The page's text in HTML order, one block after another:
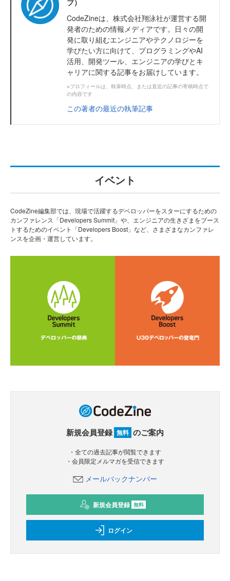
CodeZineは、株式会社翔泳社が運営する開
発者のための情報メディアです。日々の開
発に取り組むエンジニアやテクノロジーを
学びたい方に向けて、プログラミングやAI
活用、開発ツール、エンジニアの学びとキ
ャリアに関する記事をお届けしています。
※プロフィールは、執筆時点、または直近の記事の寄稿時点で
の内容です
この著者の最近の執筆記事
イベント
CodeZine編集部では、現場で活躍するデベロッパーをスターにするための
カンファレンス「Developers Summit」や、エンジニアの生きざまをブース
トするためのイベント「Developers Boost」など、さまざまなカンファレ
ンスを企画・運営しています。
新規会員登録 無料 のご案内
・全ての過去記事が閲覧できます
・会員限定メルマガを受信できます
メールバックナンバー
新規会員登録 無料
ログイン